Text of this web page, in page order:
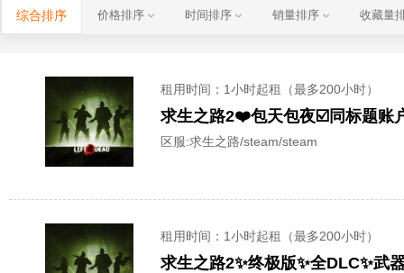
综合排序 价格排序 时间排序 销量排序 收藏量
租用时间 ：1小时起租（最多200小时）
求生之路2❤️包天包夜☑️同标题
区服:求生之路/steam/steam
租用时间 ：1小时起租（最多200小时）
求生之路2✨终极版✨全DLC✨武